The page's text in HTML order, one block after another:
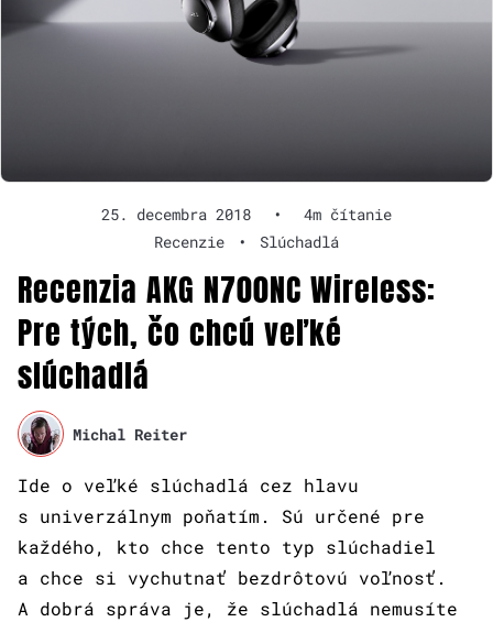
25. decembra 2018 •
4m čítanie
Recenzie
• Slúchadlá
Recenzia AKG N700NC Wireless:
Pre tých, čo chcú veľké
slúchadlá
Michal Reiter
Ide o veľké slúchadlá cez hlavu
s univerzálnym poňatím. Sú určené pre
každého, kto chce tento typ slúchadiel
a chce si vychutnať bezdrôtovú voľnosť.
A dobrá správa je, že slúchadlá nemusíte